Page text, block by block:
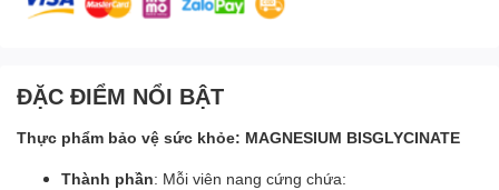
ĐẶC ĐIỂM NỔI BẬT
Thực phẩm bảo vệ sức khỏe: MAGNESIUM BISGLYCINATE
Thành phần: Mỗi viên nang cứng chứa: